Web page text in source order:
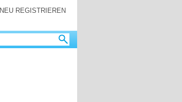
NEU REGISTRIEREN